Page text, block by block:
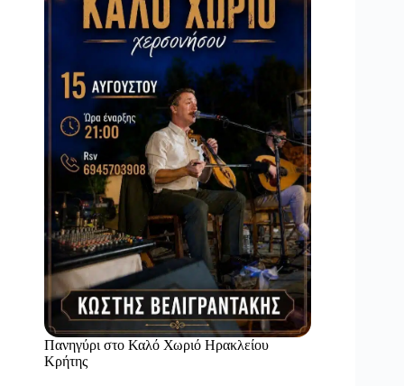
Πανηγύρι στο Καλό Χωριό Ηρακλείου
Κρήτης